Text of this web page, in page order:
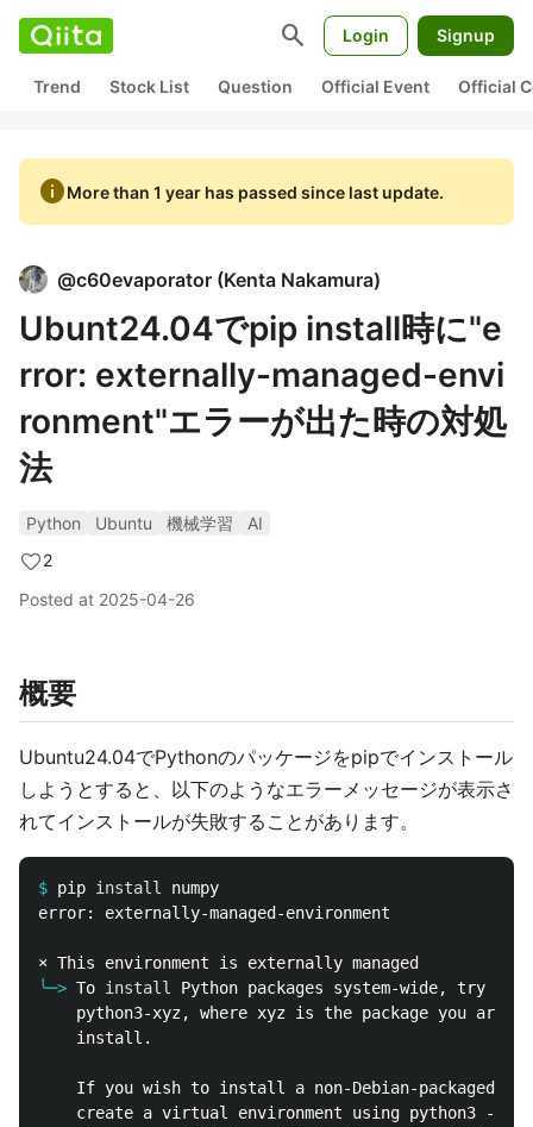
search Login Signup
Trend Stock List Question Official Event Official
infoMore than 1 year has passed since last update.
@c60evaporator (Kenta Nakamura)
Ubunt24.04でpip install時に"e
rror: externally-managed-envi
ronment"エラーが出た時の対処
法
Python Ubuntu 機械学習
AI
2
Posted at 2025-04-26
概要
Ubuntu24.04でPythonのパッケージをpipでインストール
しようとすると、以下のようなエラーメッセージが表示さ
れてインストールが失敗することがあります。
$ pip install
error: externally-managed-environment
╰─> To install Python packages system-wide, try apt
python3-xyz, where xyz is the package you are
    install.
If you wish to install a non-Debian-packaged
create a virtual environment using python3 -m